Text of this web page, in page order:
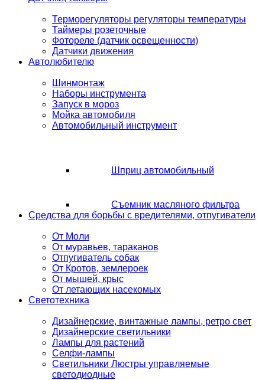
Терморегуляторы регуляторы температуры
Таймеры розеточные
Фотореле (датчик освещенности)
Датчики движения
Автолюбителю
Шинмонтаж
Наборы инструмента
Запуск в мороз
Мойка автомобиля
Автомобильный инструмент
Шприц автомобильный
Съемник масляного фильтра
Средства для борьбы с вредителями, отпугиватели
От Моли
От муравьев, тараканов
Отпугиватель собак
От Кротов, землероек
От мышей, крыс
От летающих насекомых
Светотехника
Дизайнерские, винтажные лампы, ретро свет
Дизайнерские светильники
Лампы для растений
Селфи-лампы
Светильники Люстры управляемые
светодиодные